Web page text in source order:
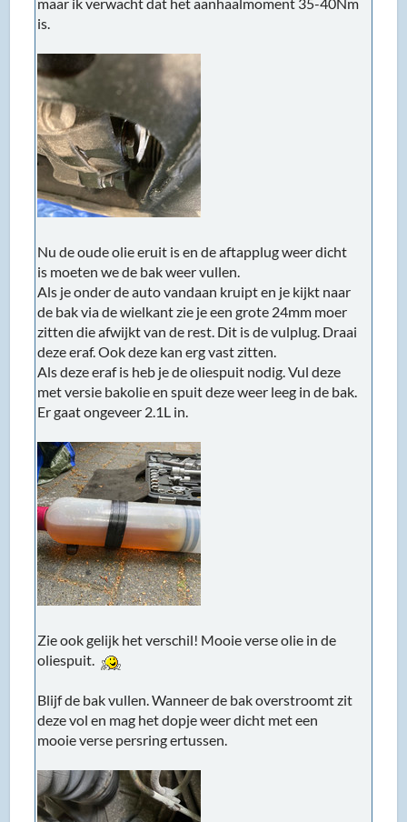
is.
Nu de oude olie eruit is en de aftapplug weer dicht
is moeten we de bak weer vullen.
Als je onder de auto vandaan kruipt en je kijkt naar
de bak via de wielkant zie je een grote 24mm moer
zitten die afwijkt van de rest. Dit is de vulplug. Draai
deze eraf. Ook deze kan erg vast zitten.
Als deze eraf is heb je de oliespuit nodig. Vul deze
met versie bakolie en spuit deze weer leeg in de bak.
Er gaat ongeveer 2.1L in.
Zie ook gelijk het verschil! Mooie verse olie in de
oliespuit.
Blijf de bak vullen. Wanneer de bak overstroomt zit
deze vol en mag het dopje weer dicht met een
mooie verse persring ertussen.